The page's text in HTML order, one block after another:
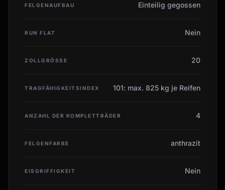
FELGENAUFBAU Einteilig gegossen
RUN FLAT Nein
ZOLLGRÖSSE 20
TRAGFÄHIGKEITSINDEX 101: max. 825 kg je Reifen
ANZAHL DER KOMPLETTRÄDER 4
FELGENFARBE anthrazit
EISGRIFFIGKEIT Nein